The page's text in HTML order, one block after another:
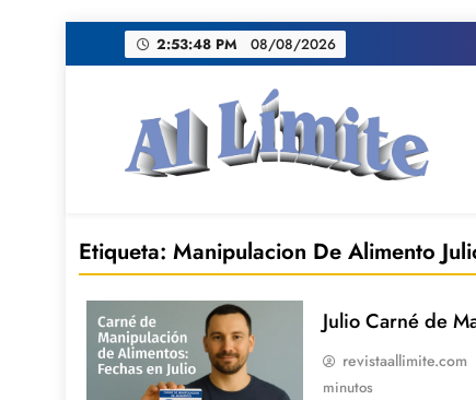
al
2:53:49 PM 08/08/2026
Etiqueta: Manipulacion De Alimento
Julio Carné de
revistaallimite.com
minutos